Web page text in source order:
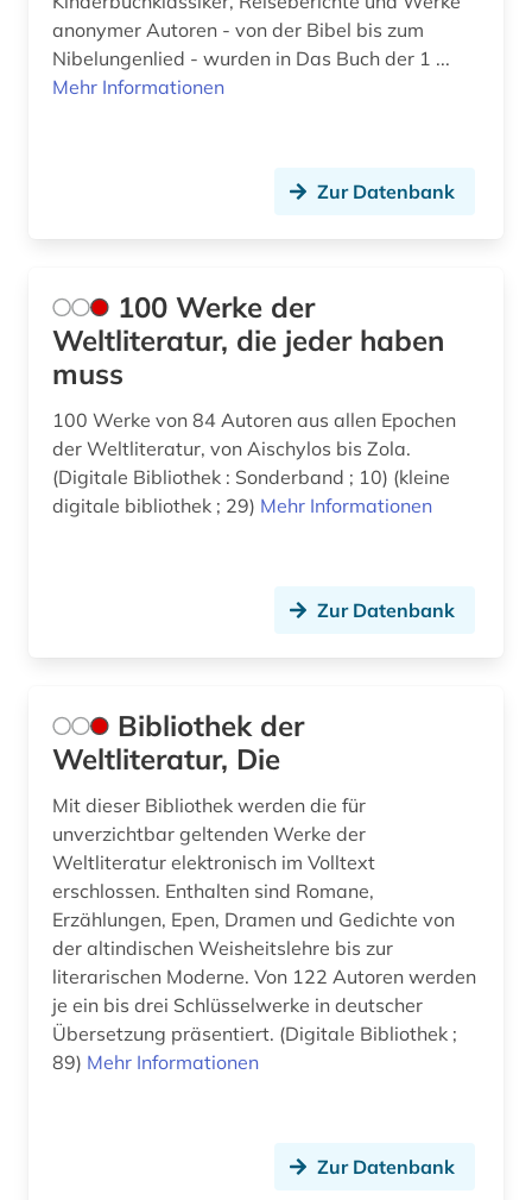
anonymer Autoren - von der Bibel bis zum
Nibelungenlied - wurden in Das Buch der 1 ...
Mehr Informationen
Zur Datenbank
100 Werke der
Weltliteratur, die jeder haben
muss
100 Werke von 84 Autoren aus allen Epochen
der Weltliteratur, von Aischylos bis Zola.
(Digitale Bibliothek : Sonderband ; 10) (kleine
digitale bibliothek ; 29) Mehr Informationen
Zur Datenbank
Bibliothek der
Weltliteratur, Die
Mit dieser Bibliothek werden die für
unverzichtbar geltenden Werke der
Weltliteratur elektronisch im Volltext
erschlossen. Enthalten sind Romane,
Erzählungen, Epen, Dramen und Gedichte von
der altindischen Weisheitslehre bis zur
literarischen Moderne. Von 122 Autoren werden
je ein bis drei Schlüsselwerke in deutscher
Übersetzung präsentiert. (Digitale Bibliothek ;
89) Mehr Informationen
Zur Datenbank